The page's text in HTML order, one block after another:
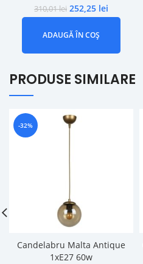
310,01lei 252,25 lei
ADAUGĂ ÎN COȘ
PRODUSE SIMILARE
-32%
Candelabru Malta Antique
1xE27 60w